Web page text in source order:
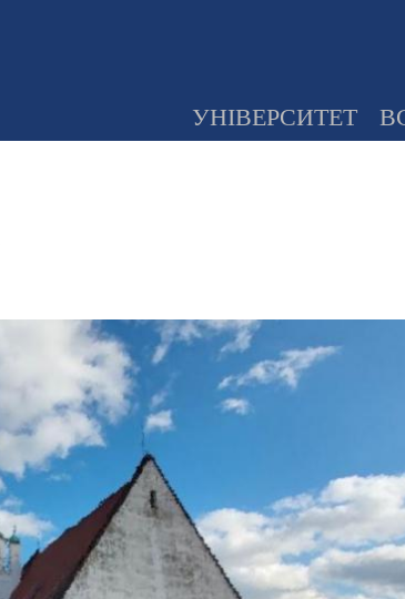
УНІВЕРСИТЕТ